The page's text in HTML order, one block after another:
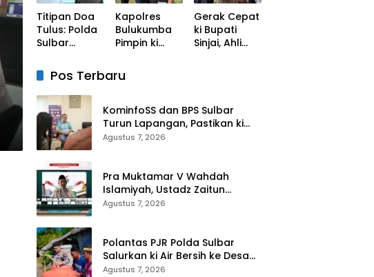
2026
Berjalan
Nyaman dan
Akurat
Momentum
Perkuat
Konsolidasi
dan Evaluasi
Dakwah
Nyata di
Tengah
Musim
Kemarau
Titipan Doa
Tulus: Polda
Sulbar
Anak Yatim
Memohon
Keberkahan
Keamanan
Negeri
Kapolres
Bulukumba
Pimpin ki
Kasat,
Kasiwas, dan
Pelantikan
Kasi Humas
Gerak Cepat
ki Bupati
Sinjai, Ahli
Santunan
Kematian
Pos Terbaru
KominfoSS dan BPS Sulbar
Turun Lapangan, Pastikan ki
Sensus Ekonomi 2026 Berjalan
Agustus 7, 2026
Pra Muktamar V Wahdah
Islamiyah, Ustadz Zaitun
Rasmin: Momentum Perkuat
Agustus 7, 2026
Polantas PJR Polda Sulbar
Salurkan ki Air Bersih ke Desa
Saloleyang, Bantuan Nyata di
Agustus 7, 2026